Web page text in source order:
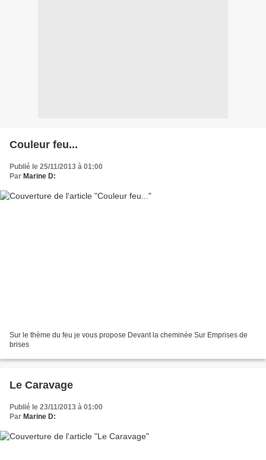
Couleur feu...
Publié le 25/11/2013 à 01:00
Par Marine D:
Sur le thème du feu je vous propose Devant la cheminée Sur Emprises de
brises
Le Caravage
Publié le 23/11/2013 à 01:00
Par Marine D: